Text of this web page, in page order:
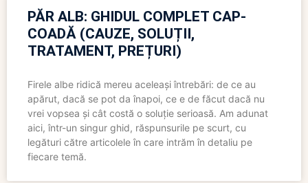
PĂR ALB: GHIDUL COMPLET CAP-
COADĂ (CAUZE, SOLUȚII,
TRATAMENT, PREȚURI)
Firele albe ridică mereu aceleași întrebări: de ce au
apărut, dacă se pot da înapoi, ce e de făcut dacă nu
vrei vopsea și cât costă o soluție serioasă. Am adunat
aici, într-un singur ghid, răspunsurile pe scurt, cu
legături către articolele în care intrăm în detaliu pe
fiecare temă.